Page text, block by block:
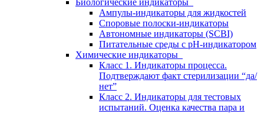
Биологические индикаторы
Ампулы-индикаторы для жидкостей
Споровые полоски-индикаторы
Автономные индикаторы (SCBI)
Питательные среды с рН-индикатором
Химические индикаторы
Класс 1. Индикаторы процесса.
Подтверждают факт стерилизации “да/
нет”
Класс 2. Индикаторы для тестовых
испытаний. Оценка качества пара и